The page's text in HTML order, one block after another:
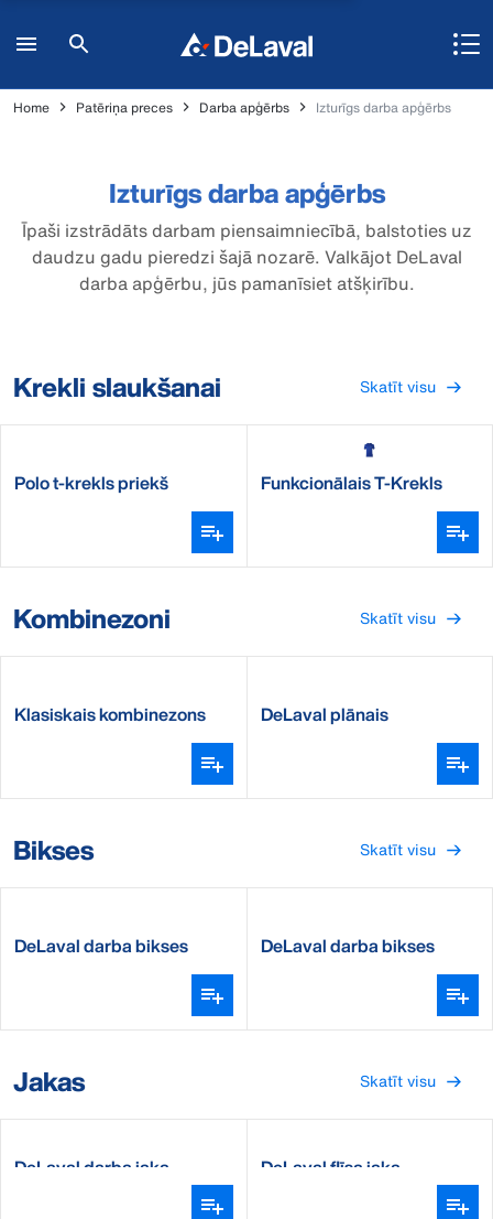
Home Patēriņa preces Darba apģērbs Izturīgs darba apģērbs
Izturīgs darba apģērbs
Īpaši izstrādāts darbam piensaimniecībā, balstoties uz
daudzu gadu pieredzi šajā nozarē. Valkājot DeLaval
darba apģērbu, jūs pamanīsiet atšķirību.
Krekli slaukšanai Skatīt visu
Polo t-krekls priekš Funkcionālais T-Krekls
Kombinezoni Skatīt visu
Klasiskais kombinezons DeLaval plānais
Bikses Skatīt visu
DeLaval darba bikses DeLaval darba bikses
Jakas Skatīt visu
DeLaval darba jaka DeLaval flīsa jaka